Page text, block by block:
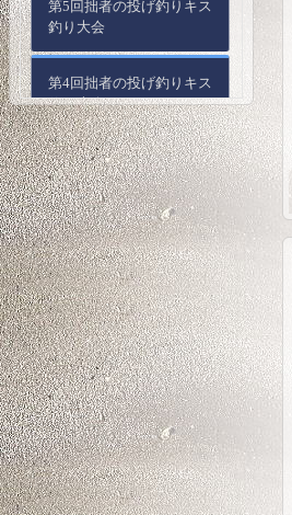
第5回拙者の投げ釣りキス
釣り大会
第4回拙者の投げ釣りキス
釣り大会
第3回拙者の投げ釣りキス
釣り大会
第2回拙者の投げ釣りキス
釣り大会
第1回拙者の投げ釣りキス
釣り大会